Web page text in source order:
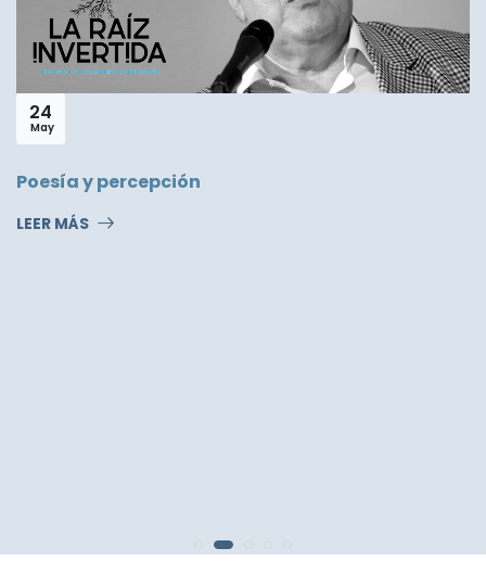
24
May
Poesía y percepción
LEER MÁS